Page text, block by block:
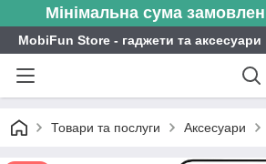
Мінімальна сума
MobiFun Store - гаджети та аксесуари
Товари та послуги Аксесуари